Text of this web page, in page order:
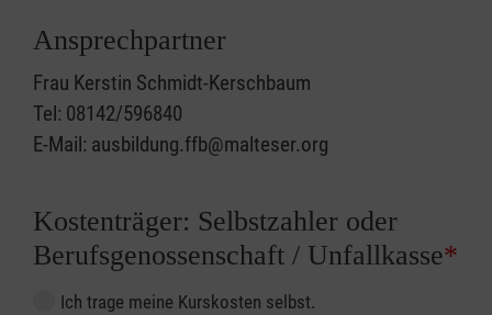
Ansprechpartner
Frau Kerstin Schmidt-Kerschbaum
Tel: 08142/596840
E-Mail: ausbildung.ffb@malteser.org
Kostenträger: Selbstzahler oder
Berufsgenossenschaft / Unfallkasse*
Ich trage meine Kurskosten selbst.